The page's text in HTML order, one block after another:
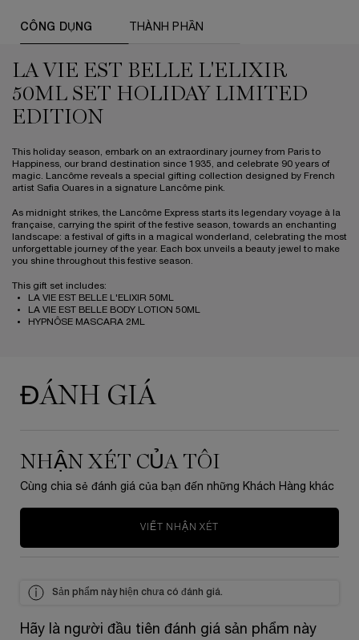
PDP Tabs
CÔNG DỤNG THÀNH PHẦN
LA VIE EST BELLE L'ELIXIR
50ML SET HOLIDAY LIMITED
EDITION
This holiday season, embark on an extraordinary journey from Paris to
Happiness, our brand destination since 1935, and celebrate 90 years of
magic. Lancôme reveals a special gifting collection designed by French
artist Safia Ouares in a signature Lancôme pink.
As midnight strikes, the Lancôme Express starts its legendary voyage à la
française, carrying the spirit of the festive season, towards an enchanting
landscape: a festival of gifts in a magical wonderland, celebrating the most
unforgettable journey of the year. Each box unveils a beauty jewel to make
you shine throughout this festive season.
This gift set includes:
LA VIE EST BELLE L'ELIXIR 50ML
LA VIE EST BELLE BODY LOTION 50ML
HYPNÔSE MASCARA 2ML
PDP TabsĐÁNH GIÁ
NHẬN XÉT CỦA TÔI
Cùng chia sẻ đánh giá của bạn đến những Khách Hàng khác
VIẾT NHẬN XÉT
Sản phẩm này hiện chưa có đánh giá.
Hãy là người đầu tiên đánh giá sản phẩm này